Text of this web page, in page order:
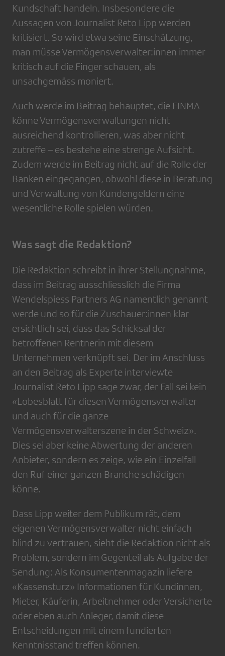
Kundschaft handeln. Insbesondere die
Aussagen von Journalist Reto Lipp werden
kritisiert. So wird etwa seine Einschätzung,
man müsse Vermögensverwalter:innen immer
kritisch auf die Finger schauen, als
unsachgemäss moniert.
Auch werde im Beitrag behauptet, die FINMA
könne Vermögensverwaltungen nicht
ausreichend kontrollieren, was aber nicht
zutreffe – es bestehe eine strenge Aufsicht.
Zudem werde im Beitrag nicht auf die Rolle der
Banken eingegangen, obwohl diese in Beratung
und Verwaltung von Kundengeldern eine
wesentliche Rolle spielen würden.
Was sagt die Redaktion?
Die Redaktion schreibt in ihrer Stellungnahme,
dass im Beitrag ausschliesslich die Firma
Wendelspiess Partners AG namentlich genannt
werde und so für die Zuschauer:innen klar
ersichtlich sei, dass das Schicksal der
betroffenen Rentnerin mit diesem
Unternehmen verknüpft sei. Der im Anschluss
an den Beitrag als Experte interviewte
Journalist Reto Lipp sage zwar, der Fall sei kein
«Lobesblatt für diesen Vermögensverwalter
und auch für die ganze
Vermögensverwalterszene in der Schweiz».
Dies sei aber keine Abwertung der anderen
Anbieter, sondern es zeige, wie ein Einzelfall
den Ruf einer ganzen Branche schädigen
könne.
Dass Lipp weiter dem Publikum rät, dem
eigenen Vermögensverwalter nicht einfach
blind zu vertrauen, sieht die Redaktion nicht als
Problem, sondern im Gegenteil als Aufgabe der
Sendung: Als Konsumentenmagazin liefere
«Kassensturz» Informationen für Kundinnen,
Mieter, Käuferin, Arbeitnehmer oder Versicherte
oder eben auch Anleger, damit diese
Entscheidungen mit einem fundierten
Kenntnisstand treffen können.